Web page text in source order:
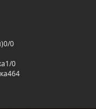
0/0
1/0
464